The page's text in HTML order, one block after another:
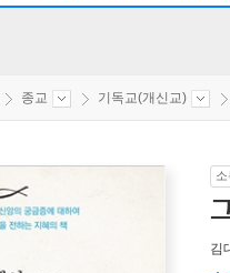
종교 기독교(개신교)
김